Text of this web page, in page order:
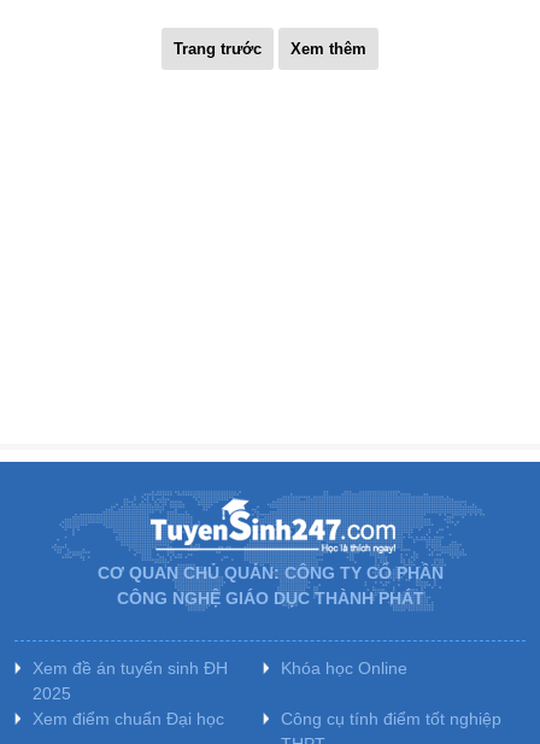
Trang trước Xem thêm
CƠ QUAN CHỦ QUẢN: CÔNG TY CỔ PHẦN
CÔNG NGHỆ GIÁO DỤC THÀNH PHÁT
Xem đề án tuyển sinh ĐH
2025
Khóa học Online
Xem điểm chuẩn Đại học
Công cụ tính điểm tốt nghiệp